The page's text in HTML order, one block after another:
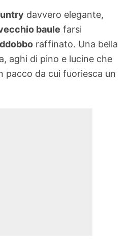
davvero elegante,
baule farsi
raffinato. Una bella
aghi di pino e lucine che
pacco da cui fuoriesca un